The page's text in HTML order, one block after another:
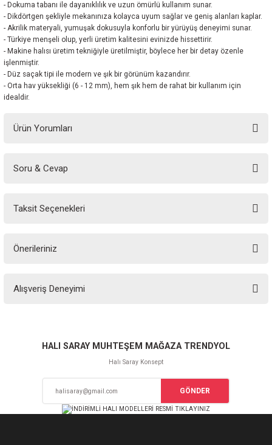
- Dokuma tabanı ile dayanıklılık ve uzun ömürlü kullanım sunar.
- Dikdörtgen şekliyle mekanınıza kolayca uyum sağlar ve geniş alanları kaplar.
- Akrilik materyali, yumuşak dokusuyla konforlu bir yürüyüş deneyimi sunar.
- Türkiye menşeli olup, yerli üretim kalitesini evinizde hissettirir.
- Makine halısı üretim tekniğiyle üretilmiştir, böylece her bir detay özenle
işlenmiştir.
- Düz saçak tipi ile modern ve şık bir görünüm kazandırır.
- Orta hav yüksekliği (6 - 12 mm), hem şık hem de rahat bir kullanım için
idealdir.
Ürün Yorumları
Soru & Cevap
Taksit Seçenekleri
Önerileriniz
yetersiz gördüğünüz noktaları öneri formunu kullanarak tarafımıza
Ürün resmi kalitesiz, bozuk veya görüntülenemiyor.
Ürün açıklamasında eksik bilgiler bulunuyor.
Bu ürüne benzer farklı alternatifler olmalı.
Alışveriş Deneyimi
Sitemize ilk yorumu siz yapın!
HALI SARAY MUHTEŞEM MAĞAZA TRENDYOL
Halı Saray Konsept
GÖNDER